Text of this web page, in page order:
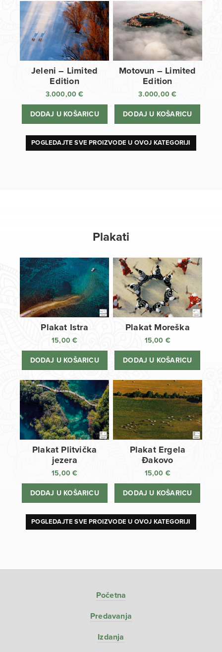
Jeleni – Limited
Edition
3.000,00€
DODAJ U KOŠARICU
Motovun – Limited
Edition
3.000,00€
DODAJ U KOŠARICU
POGLEDAJTE SVE PROIZVODE U OVOJ KATEGORIJI
Plakati
Plakat Istra
15,00€
DODAJ U KOŠARICU
Plakat Moreška
15,00 €
DODAJ U KOŠARICU
Plakat Plitvička
jezera
15,00€
DODAJ U KOŠARICU
Plakat Ergela
Đakovo
15,00 €
DODAJ U KOŠARICU
POGLEDAJTE SVE PROIZVODE U OVOJ KATEGORIJI
Početna
Predavanja
Izdanja